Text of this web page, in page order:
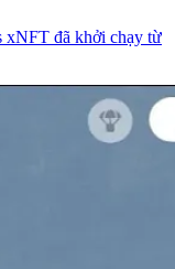
xNFT đã khởi chạy từ